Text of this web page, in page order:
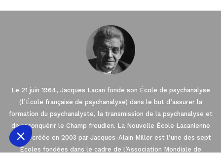
Le 21 juin 1964, Jacques Lacan fonde son École de psychanalyse
(l’École française de psychanalyse) dans le but d’assurer la
formation du psychanalyste, la transmission de la psychanalyse et
de reconquérir le Champ freudien. La Nouvelle École Lacanienne
(NLS), créée en 2003 par Jacques-Alain Miller est l’une des sept
Écoles fondées dans le cadre de l’Association Mondiale de
Nous aimerions votre
pendant votre visite...
certifiés par